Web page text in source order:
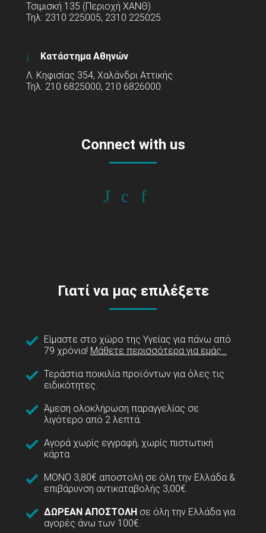
Τσιμισκή 135 (Περιοχή ΧΑΝΘ)
Τηλ: 2310 225005, 2310 225025
Κατάστημα Αθηνών
Λ. Κηφισίας 354, Χαλάνδρι Αττικής
Τηλ: 210 6825000, 210 6826000
Connect with us
Γιατί να μας επιλέξετε
Είμαστε στο χώρο της Υγείας για πάνω από
79 χρόνια! Μάθετε περισσότερα για εμάς...
Τεράστια ποικιλία προϊόντων για όλες τις
ειδικότητες.
Άμεση ολοκλήρωση παραγγελίας σε
λιγότερο από 2 λεπτά.
Αγορά χωρίς εγγραφή, χωρίς πιστωτική
κάρτα.
ΜΟΝΟ 3,80€ αποστολή σε όλη την Ελλάδα &
επιβάρυνση αντικαταβολής 3,00€.
ΔΩΡΕΑΝ ΑΠΟΣΤΟΛΗ σε όλη την Ελλάδα για
αγορές άνω των 100€.